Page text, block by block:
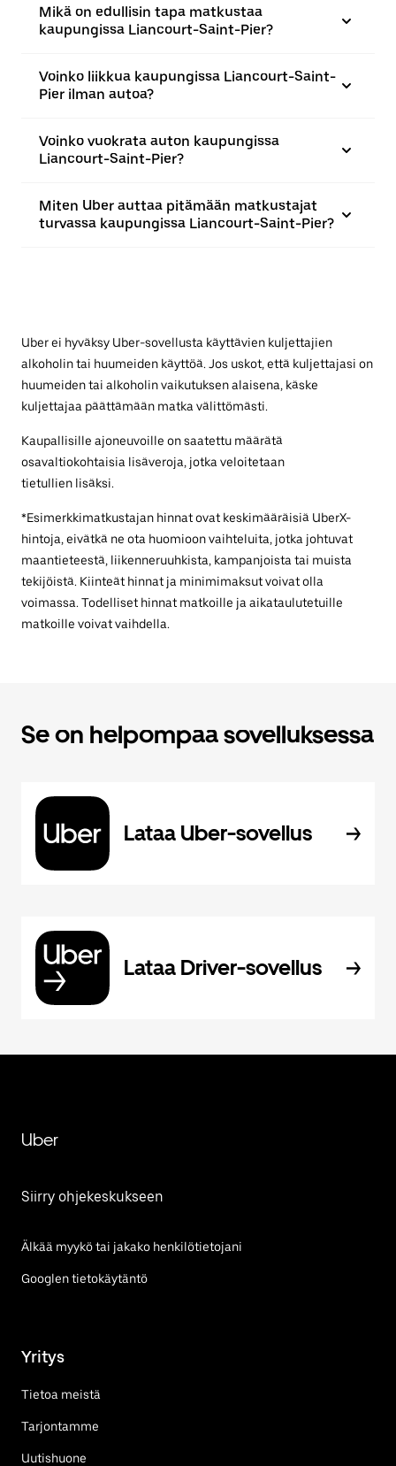
Mikä on edullisin tapa matkustaa
kaupungissa Liancourt-Saint-Pier?
Voinko liikkua kaupungissa Liancourt-Saint-
Pier ilman autoa?
Voinko vuokrata auton kaupungissa
Liancourt-Saint-Pier?
Miten Uber auttaa pitämään matkustajat
turvassa kaupungissa Liancourt-Saint-Pier?
Uber ei hyväksy Uber-sovellusta käyttävien kuljettajien
alkoholin tai huumeiden käyttöä. Jos uskot, että kuljettajasi on
huumeiden tai alkoholin vaikutuksen alaisena, käske
kuljettajaa päättämään matka välittömästi.
Kaupallisille ajoneuvoille on saatettu määrätä
osavaltiokohtaisia lisäveroja, jotka veloitetaan
tietullien lisäksi.
*Esimerkkimatkustajan hinnat ovat keskimääräisiä UberX-
hintoja, eivätkä ne ota huomioon vaihteluita, jotka johtuvat
maantieteestä, liikenneruuhkista, kampanjoista tai muista
tekijöistä. Kiinteät hinnat ja minimimaksut voivat olla
voimassa. Todelliset hinnat matkoille ja aikataulutetuille
matkoille voivat vaihdella.
Se on helpompaa sovelluksessa
Lataa Uber-sovellus
Lataa Driver-sovellus
Uber
Siirry ohjekeskukseen
Älkää myykö tai jakako henkilötietojani
Googlen tietokäytäntö
Yritys
Tietoa meistä
Tarjontamme
Uutishuone